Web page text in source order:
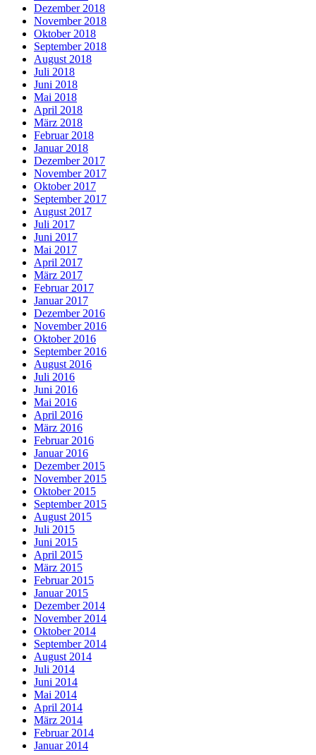
Dezember 2018
November 2018
Oktober 2018
September 2018
August 2018
Juli 2018
Juni 2018
Mai 2018
April 2018
März 2018
Februar 2018
Januar 2018
Dezember 2017
November 2017
Oktober 2017
September 2017
August 2017
Juli 2017
Juni 2017
Mai 2017
April 2017
März 2017
Februar 2017
Januar 2017
Dezember 2016
November 2016
Oktober 2016
September 2016
August 2016
Juli 2016
Juni 2016
Mai 2016
April 2016
März 2016
Februar 2016
Januar 2016
Dezember 2015
November 2015
Oktober 2015
September 2015
August 2015
Juli 2015
Juni 2015
April 2015
März 2015
Februar 2015
Januar 2015
Dezember 2014
November 2014
Oktober 2014
September 2014
August 2014
Juli 2014
Juni 2014
Mai 2014
April 2014
März 2014
Februar 2014
Januar 2014